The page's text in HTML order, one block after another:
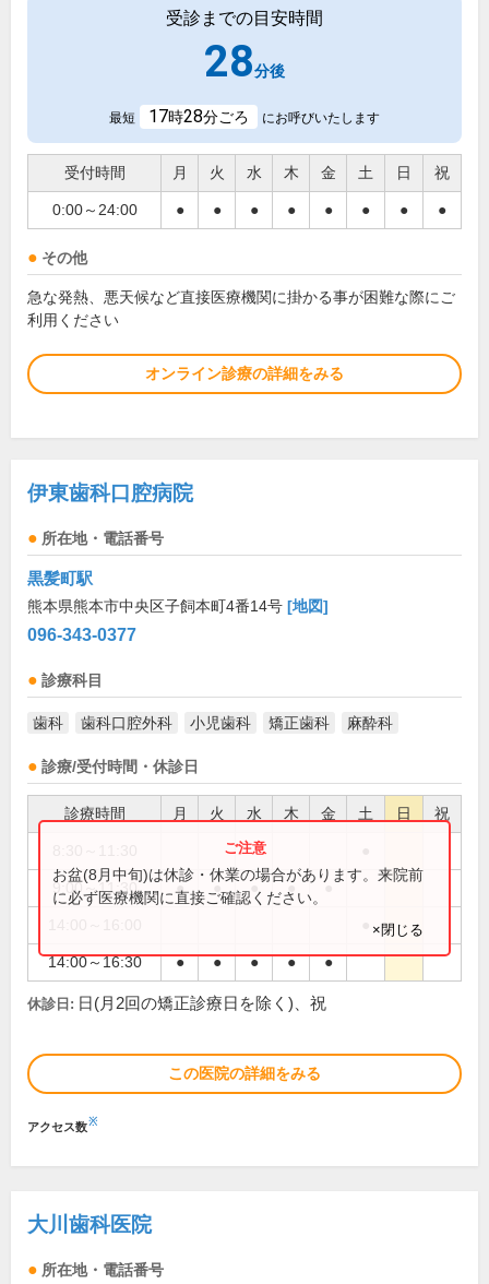
受診までの目安時間
28分後
最短 17時28分ごろ にお呼びいたします
受付時間 月 火 水 木 金 土 日 祝
0:00～24:00 ● ● ● ● ● ● ● ●
その他
急な発熱、悪天候など直接医療機関に掛かる事が困難な際にご
利用ください
オンライン診療の詳細をみる
伊東歯科口腔病院
所在地・電話番号
黒髪町駅
熊本県熊本市中央区子飼本町4番14号 [地図]
096-343-0377
診療科目
歯科 歯科口腔外科 小児歯科 矯正歯科 麻酔科
診療/受付時間・休診日
診療時間 月 火 水 木 金 土 日 祝
9:00～11:30 ● ● ● ● ●
14:00～16:30 ● ● ● ● ●
お盆(8月中旬)は休診・休業の場合があります。来院前
に必ず医療機関に直接ご確認ください。
×閉じる
休診日: 日(月2回の矯正診療日を除く)、祝
この医院の詳細をみる
アクセス数※
大川歯科医院
所在地・電話番号